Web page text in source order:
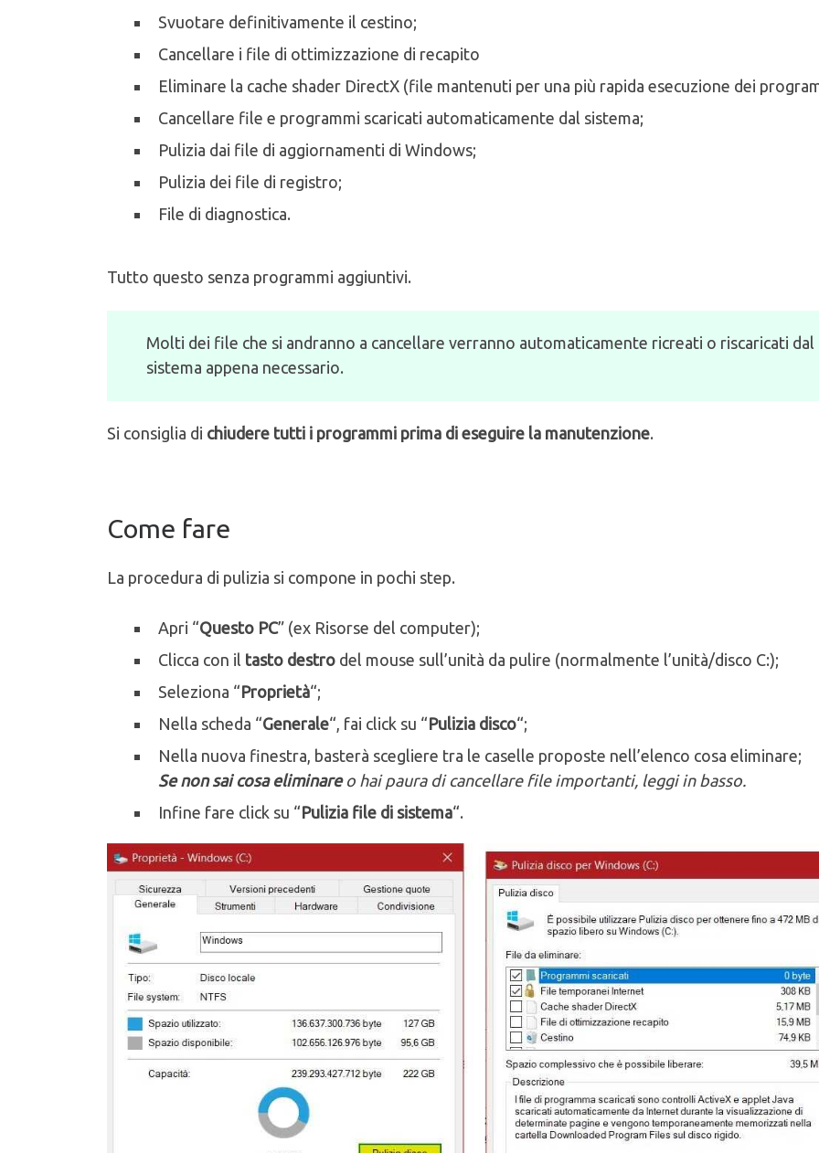
Svuotare definitivamente il cestino;
Cancellare i file di ottimizzazione di recapito
Eliminare la cache shader DirectX (file mantenuti per una più rapida esecuzione dei
Cancellare file e programmi scaricati automaticamente dal sistema;
Pulizia dai file di aggiornamenti di Windows;
Pulizia dei file di registro;
File di diagnostica.
Tutto questo senza programmi aggiuntivi.
Molti dei file che si andranno a cancellare verranno automaticamente ricreati o riscaricati dal
sistema appena necessario.
Si consiglia di chiudere tutti i programmi prima di eseguire la manutenzione.
Come fare
La procedura di pulizia si compone in pochi step.
Apri “Questo PC” (ex Risorse del computer);
Clicca con il tasto destro del mouse sull’unità da pulire (normalmente l’unità/disco C:);
Seleziona “Proprietà“;
Nella scheda “Generale“, fai click su “Pulizia disco“;
Nella nuova finestra, basterà scegliere tra le caselle proposte nell’elenco cosa eliminare;
Se non sai cosa eliminareo hai paura di cancellare file importanti, leggi in basso.
Infine fare click su “Pulizia file di sistema“.